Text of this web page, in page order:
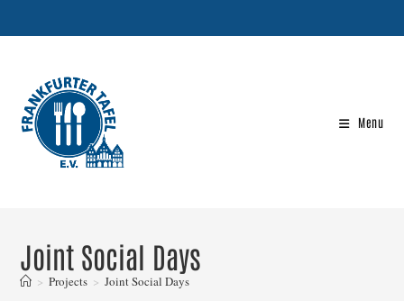
Menu
Joint Social Days
> Projects > Joint Social Days